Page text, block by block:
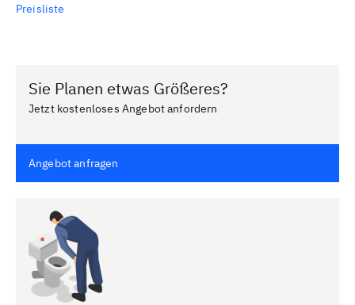
Preisliste
Sie Planen etwas Größeres?
Jetzt kostenloses Angebot anfordern
Angebot anfragen